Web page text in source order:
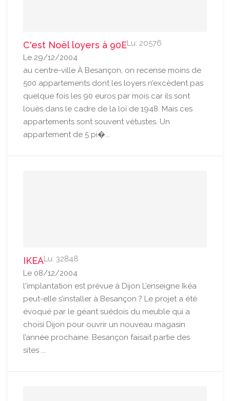
C'est Noël loyers à 90ELu: 20576
Le 29/12/2004
au centre-ville À Besançon, on recense moins de
500 appartements dont les loyers n’excèdent pas
quelque fois les 90 euros par mois car ils sont
loués dans le cadre de la loi de 1948. Mais ces
appartements sont souvent vétustes. Un
appartement de 5 pi�...
IKEALu: 32848
Le 08/12/2004
l'implantation est prévue à Dijon L’enseigne Ikéa
peut-elle s’installer à Besançon ? Le projet a été
évoqué par le géant suédois du meuble qui a
choisi Dijon pour ouvrir un nouveau magasin
l’année prochaine. Besançon faisait partie des
sites ...